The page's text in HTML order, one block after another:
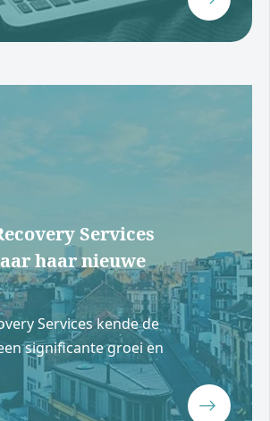
Services
haar nieuwe
Services kende de
significante groei en